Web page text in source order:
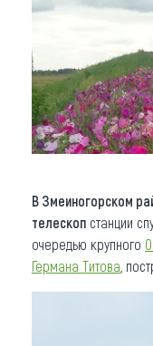
В Змеиногорском
телескоп станции
очередью крупного О
Германа Титова ,